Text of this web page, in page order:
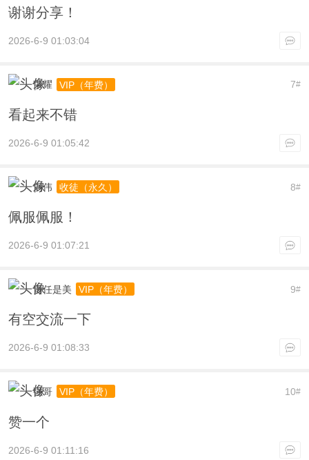
谢谢分享！
2026-6-9 01:03:04
7#
荣耀 VIP（年费）
看起来不错
2026-6-9 01:05:42
8#
刘伟 收徒（永久）
佩服佩服！
2026-6-9 01:07:21
9#
责任是美 VIP（年费）
有空交流一下
2026-6-9 01:08:33
10#
强哥 VIP（年费）
赞一个
2026-6-9 01:11:16